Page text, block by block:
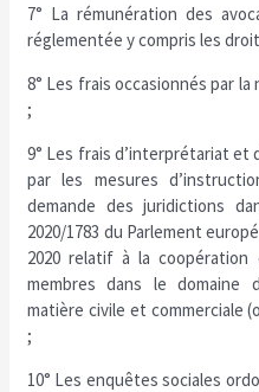
7° La rémunération des
réglementée y compris les
8° Les frais occasionnés par
;
9° Les frais d’interprétariat et
par les mesures
demande des juridictions
2020/1783 du Parlement
2020 relatif à la
membres dans le domaine
matière civile et commerciale
;
10° Les enquêtes sociales